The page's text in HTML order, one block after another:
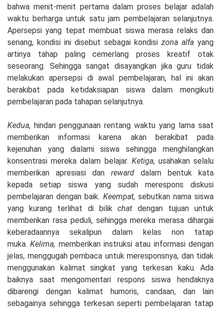
bahwa menit-menit pertama dalam proses belajar adalah
waktu berharga untuk satu jam pembelajaran selanjutnya.
Apersepsi yang tepat membuat siswa merasa relaks dan
senang, kondisi ini disebut sebagai kondisi zona alfa yang
artinya tahap paling cemerlang proses kreatif otak
seseorang. Sehingga sangat disayangkan jika guru tidak
melakukan apersepsi di awal pembelajaran, hal ini akan
berakibat pada ketidaksiapan siswa dalam mengikuti
pembelajaran pada tahapan selanjutnya.
Kedua, hindari penggunaan rentang waktu yang lama saat
memberikan informasi karena akan berakibat pada
kejenuhan yang dialami siswa sehingga menghilangkan
konsentrasi mereka dalam belajar. Ketiga, usahakan selalu
memberikan apresiasi dan reward dalam bentuk kata
kepada setiap siswa yang sudah merespons diskusi
pembelajaran dengan baik. Keempat, sebutkan nama siswa
yang kurang terlihat di bilikchat dengan tujuan untuk
memberikan rasa peduli, sehingga mereka merasa dihargai
keberadaannya sekalipun dalam kelas non tatap
muka.Kelima, memberikan instruksi atau informasi dengan
jelas, menggugah pembaca untuk meresponsnya, dan tidak
menggunakan kalimat singkat yang terkesan kaku. Ada
baiknya saat mengomentari respons siswa hendaknya
dibarengi dengan kalimat humoris, candaan, dan lain
sebagainya sehingga terkesan seperti pembelajaran tatap